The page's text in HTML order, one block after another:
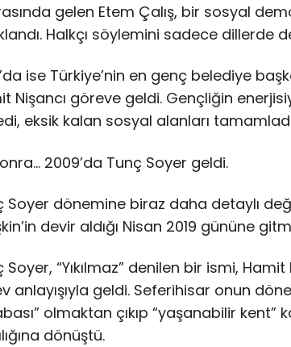
gelen Etem Çalış, bir sosyal
Halkçı söylemini sadece dillerde
ise Türkiye’nin en genç belediye
Nişancı göreve geldi. Gençliğin
eksik kalan sosyal alanları
2009’da Tunç Soyer geldi.
Soyer dönemine biraz daha detaylı
devir aldığı Nisan 2019 gününe
Soyer, “Yıkılmaz” denilen bir ismi,
anlayışıyla geldi. Seferihisar onun
olmaktan çıkıp “yaşanabilir kent”
dönüştü.